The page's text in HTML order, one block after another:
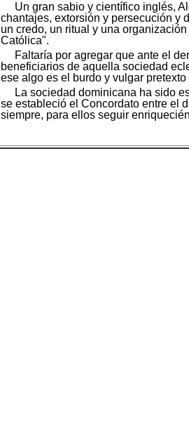
Un gran sabio y científico inglés,
chantajes, extorsión y persecución y
un credo, un ritual y una
Católica".
Faltaría por agregar que ante el
beneficiarios de aquella sociedad
ese algo es el burdo y vulgar
La sociedad dominicana ha sido
se estableció el Concordato entre el
siempre, para ellos seguir